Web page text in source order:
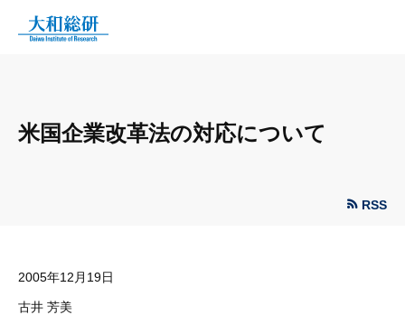
米国企業改革法の対応について
RSS
2005年12月19日
古井 芳美